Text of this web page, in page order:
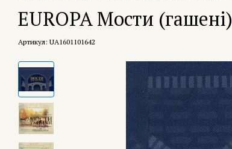
EUROPA Мости (гашені)
Артикул: UA1601101642